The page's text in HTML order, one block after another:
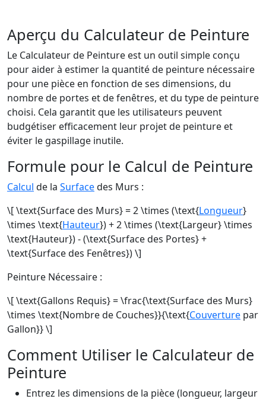
Aperçu du Calculateur de Peinture
Le Calculateur de Peinture est un outil simple conçu
pour aider à estimer la quantité de peinture nécessaire
pour une pièce en fonction de ses dimensions, du
nombre de portes et de fenêtres, et du type de peinture
choisi. Cela garantit que les utilisateurs peuvent
budgétiser efficacement leur projet de peinture et
éviter le gaspillage inutile.
Formule pour le Calcul de Peinture
Calcul de la Surfacedes Murs :
\[ \text{Surface des Murs} = 2 \times (\text{Longueur}
\times \text{Hauteur}) + 2 \times (\text{Largeur} \times
\text{Hauteur}) - (\text{Surface des Portes} +
\text{Surface des Fenêtres}) \]
Peinture Nécessaire :
\[ \text{Gallons Requis} = \frac{\text{Surface des Murs}
\times \text{Nombre de Couches}}{\text{Couverture par
Gallon}} \]
Comment Utiliser le Calculateur de
Peinture
Entrez les dimensions de la pièce (longueur, largeur